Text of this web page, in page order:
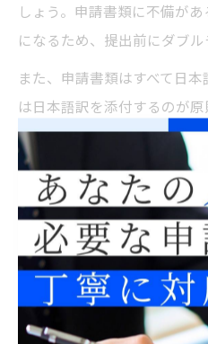
しょう。申請書類に不備が
になるため、提出前にダブル
また、申請書類はすべて日
は日本語訳を添付するのが
期限など細かな条件もある
しょう。持参物リストを作
することで、スムーズなビザ
ビザ申請書類の